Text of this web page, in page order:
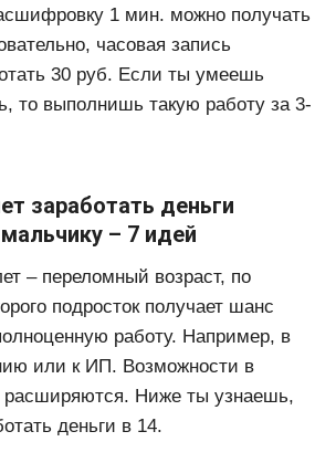
1 мин. можно получать
часовая запись
30 руб. Если ты умеешь
то выполнишь такую работу за 3-
заработать деньги
– 7 идей
– переломный возраст, по
подросток получает шанс
работу. Например, в
или к ИП. Возможности в
расширяются. Ниже ты узнаешь,
деньги в 14.